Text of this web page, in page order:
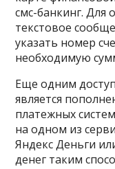
смс-банкинг. Для
текстовое
указать номер
необходимую
Еще одним
является
платежных
на одном из
Яндекс Деньги
денег таким